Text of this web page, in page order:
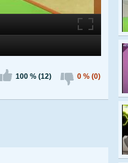
100 % (12) 0 % (0)